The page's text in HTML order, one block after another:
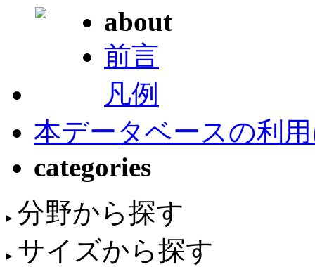
about
前言
凡例
本データベースの利
categories
分野から探す
サイズから探す